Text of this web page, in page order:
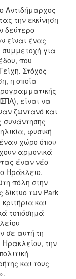
Αντιδήμαρχος
την εκκίνηση
δεύτερο
είναι ένας
για
που
Στόχος
η οποία
είναι να
ζωντανό και
συνάντησης
φυσική
χώρο όπου
αρμονικά
έναν νέο
Ηράκλειο.
πόλη στην
των Park
και
τοπόσημά
σε αυτή τη
την
και τους